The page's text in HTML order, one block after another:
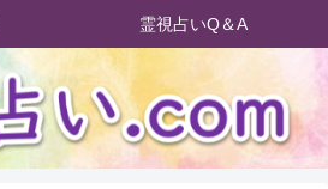
霊視占いQ＆A